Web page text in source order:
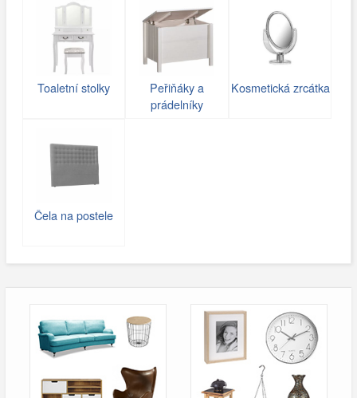
Toaletní stolky
Peřiňáky a
prádelníky
Kosmetická zrcátka
Čela na postele